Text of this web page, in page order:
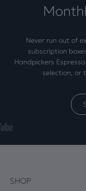
Never run out of
subscription
Handpickers
selection, or
SHOP